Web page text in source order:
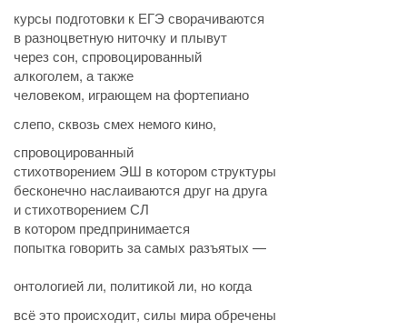
курсы подготовки к ЕГЭ сворачиваются
в разноцветную ниточку и плывут
через сон, спровоцированный
алкоголем, а также
человеком, играющем на фортепиано
слепо, сквозь смех немого кино,
спровоцированный
стихотворением ЭШ в котором структуры
бесконечно наслаиваются друг на друга
и стихотворением СЛ
в котором предпринимается
попытка говорить за самых разъятых —
онтологией ли, политикой ли, но когда
всё это происходит, силы мира обречены